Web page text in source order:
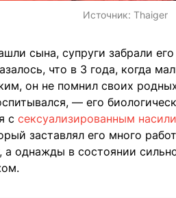
Источник: Thaiger
сына, супруги забрали
что в 3 года, когда
он не помнил своих
— его
с сексуализированным
заставлял его много
а однажды в состоянии